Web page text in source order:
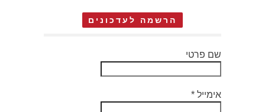
הרשמה לעדכונים
שם פרטי
אימייל *